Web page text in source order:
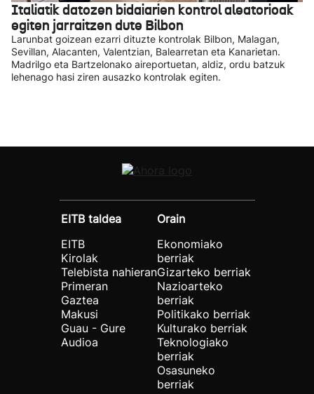
Italiatik datozen bidaiarien kontrol aleatorioak
egiten jarraitzen dute Bilbon
Larunbat goizean ezarri dituzte kontrolak Bilbon, Malagan,
Sevillan, Alacanten, Valentzian, Balearretan eta Kanarietan.
Madrilgo eta Bartzelonako aireportuetan, aldiz, ordu batzuk
lehenago hasi ziren ausazko kontrolak egiten.
EITB taldea
EITB
Kirolak
Telebista nahieran
Primeran
Gaztea
Makusi
Guau - Gure
Audioa
Orain
Ekonomiako
berriak
Gizarteko berriak
Nazioarteko
berriak
Politikako berriak
Kulturako berriak
Teknologiako
berriak
Osasuneko
berriak